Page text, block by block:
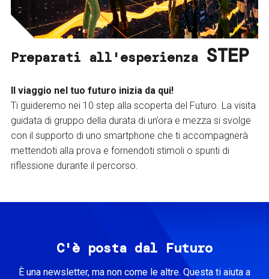
Preparati all'esperienza STEP
Il viaggio nel tuo futuro inizia da qui!
Ti guideremo nei 10 step alla scoperta del Futuro. La visita
guidata di gruppo della durata di un’ora e mezza si svolge
con il supporto di uno smartphone che ti accompagnerà
mettendoti alla prova e fornendoti stimoli o spunti di
riflessione durante il percorso.
C'è posta dal Futuro
È una newsletter, ma non come le altre. Questa ti aiuta a